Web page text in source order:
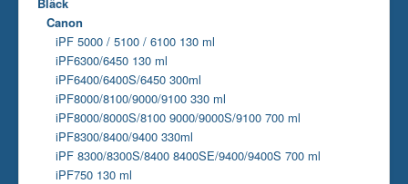
Canon
iPF 5000 / 5100 / 6100 130 ml
iPF6300/6450 130 ml
iPF6400/6400S/6450 300ml
iPF8000/8100/9000/9100 330 ml
iPF8000/8000S/8100 9000/9000S/9100 700 ml
iPF8300/8400/9400 330ml
iPF 8300/8300S/8400 8400SE/9400/9400S 700 ml
iPF750 130 ml